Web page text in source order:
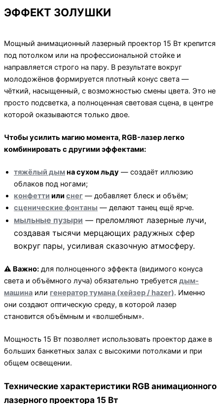
ЭФФЕКТ ЗОЛУШКИ
Мощный анимационный лазерный проектор 15 Вт крепится
под потолком или на профессиональной стойке и
направляется строго на пару. В результате вокруг
молодожёнов формируется плотный конус света —
чёткий, насыщенный, с возможностью смены цвета. Это не
просто подсветка, а полноценная световая сцена, в центре
которой оказываются только двое.
Чтобы усилить магию момента, RGB-лазер легко
комбинировать с другими эффектами:
тяжёлый дымна сухом льду — создаёт иллюзию
облаков под ногами;
конфетти или снег — добавляет блеск и объём;
сценические фонтаны — делают танец ещё ярче.
мыльные пузыри — преломляют лазерные лучи,
создавая тысячи мерцающих радужных сфер
вокруг пары, усиливая сказочную атмосферу.
⚠️ Важно: для полноценного эффекта (видимого конуса
света и объёмного луча) обязательно требуется дым-
машина или генератор тумана (хейзер / hazer). Именно
они создают оптическую среду, в которой лазер
становится объёмным и «волшебным».
Мощность 15 Вт позволяет использовать проектор даже в
больших банкетных залах с высокими потолками и при
общем освещении.
Технические характеристики RGB анимационного
лазерного проектора 15 Вт